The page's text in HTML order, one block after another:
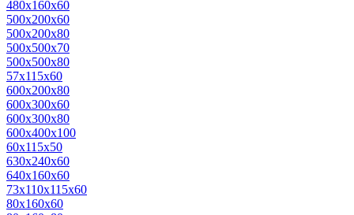
480х160х60
500х200х60
500х200х80
500х500х70
500х500х80
57х115х60
600х200х80
600х300х60
600х300х80
600х400х100
60х115х50
630х240х60
640х160х60
73х110х115х60
80х160х60